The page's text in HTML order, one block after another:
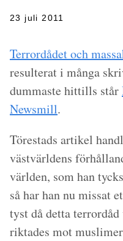
23 juli 2011
Terrordådet och
resulterat i många
dummaste hittills står
Newsmill.
Törestads artikel
västvärldens
världen, som han
så har han nu missat
tyst då detta
riktades mot